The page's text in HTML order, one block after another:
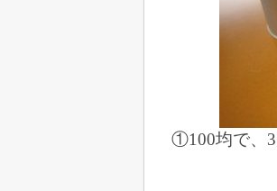
①100均で、